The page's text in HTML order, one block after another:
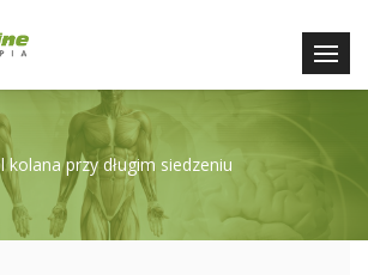
kolana przy długim siedzeniu